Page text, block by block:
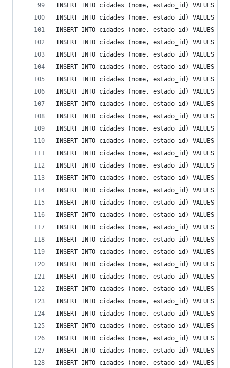
INSERT INTO cidades (nome, estado_id) VALUES
INSERT INTO cidades (nome, estado_id) VALUES
INSERT INTO cidades (nome, estado_id) VALUES
INSERT INTO cidades (nome, estado_id) VALUES
INSERT INTO cidades (nome, estado_id) VALUES
INSERT INTO cidades (nome, estado_id)
INSERT INTO cidades (nome, estado_id) VALUES
INSERT INTO cidades (nome, estado_id) VALUES
INSERT INTO cidades (nome, estado_id) VALUES
INSERT INTO cidades (nome, estado_id) VALUES
INSERT INTO cidades (nome, estado_id) VALUES
INSERT INTO cidades (nome, estado_id) VALUES
INSERT INTO cidades (nome, estado_id) VALUES
INSERT INTO cidades (nome, estado_id)
INSERT INTO cidades (nome, estado_id) VALUES
INSERT INTO cidades (nome, estado_id) VALUES
INSERT INTO cidades (nome, estado_id)
INSERT INTO cidades (nome, estado_id) VALUES
INSERT INTO cidades (nome, estado_id) VALUES
INSERT INTO cidades (nome, estado_id)
INSERT INTO cidades (nome, estado_id) VALUES
INSERT INTO cidades (nome, estado_id) VALUES
INSERT INTO cidades (nome, estado_id) VALUES
INSERT INTO cidades (nome, estado_id)
INSERT INTO cidades (nome, estado_id) VALUES
INSERT INTO cidades (nome, estado_id) VALUES
INSERT INTO cidades (nome, estado_id) VALUES
INSERT INTO cidades (nome, estado_id) VALUES
INSERT INTO cidades (nome, estado_id) VALUES
INSERT INTO cidades (nome, estado_id) VALUES